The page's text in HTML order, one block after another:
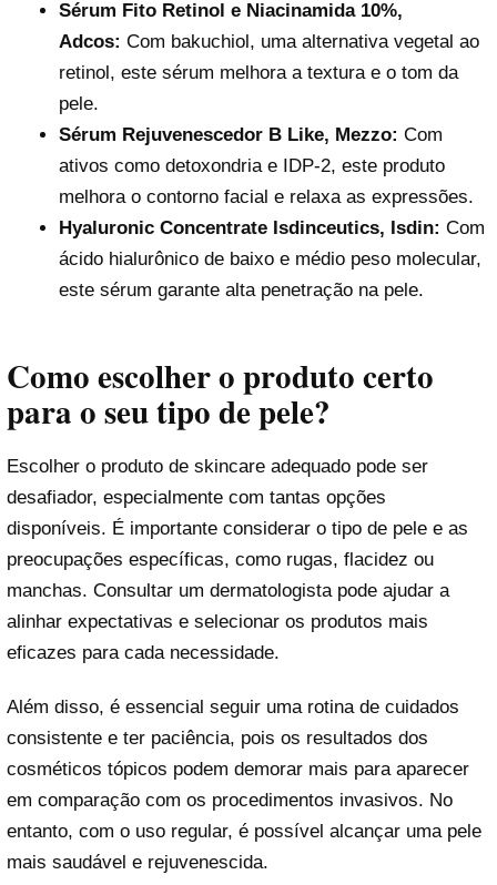
Sérum Fito Retinol e Niacinamida 10%,
Adcos: Com bakuchiol, uma alternativa vegetal ao
retinol, este sérum melhora a textura e o tom da
pele.
Sérum Rejuvenescedor B Like, Mezzo: Com
ativos como detoxondria e IDP-2, este produto
melhora o contorno facial e relaxa as expressões.
Hyaluronic Concentrate Isdinceutics, Isdin: Com
ácido hialurônico de baixo e médio peso molecular,
este sérum garante alta penetração na pele.
Como escolher o produto certo
para o seu tipo de pele?
Escolher o produto de skincare adequado pode ser
desafiador, especialmente com tantas opções
disponíveis. É importante considerar o tipo de pele e as
preocupações específicas, como rugas, flacidez ou
manchas. Consultar um dermatologista pode ajudar a
alinhar expectativas e selecionar os produtos mais
eficazes para cada necessidade.
Além disso, é essencial seguir uma rotina de cuidados
consistente e ter paciência, pois os resultados dos
cosméticos tópicos podem demorar mais para aparecer
em comparação com os procedimentos invasivos. No
entanto, com o uso regular, é possível alcançar uma pele
mais saudável e rejuvenescida.